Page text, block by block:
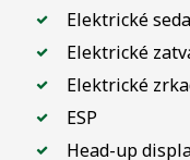
Elektrické
Elektrické
Elektrické
ESP
Head-up